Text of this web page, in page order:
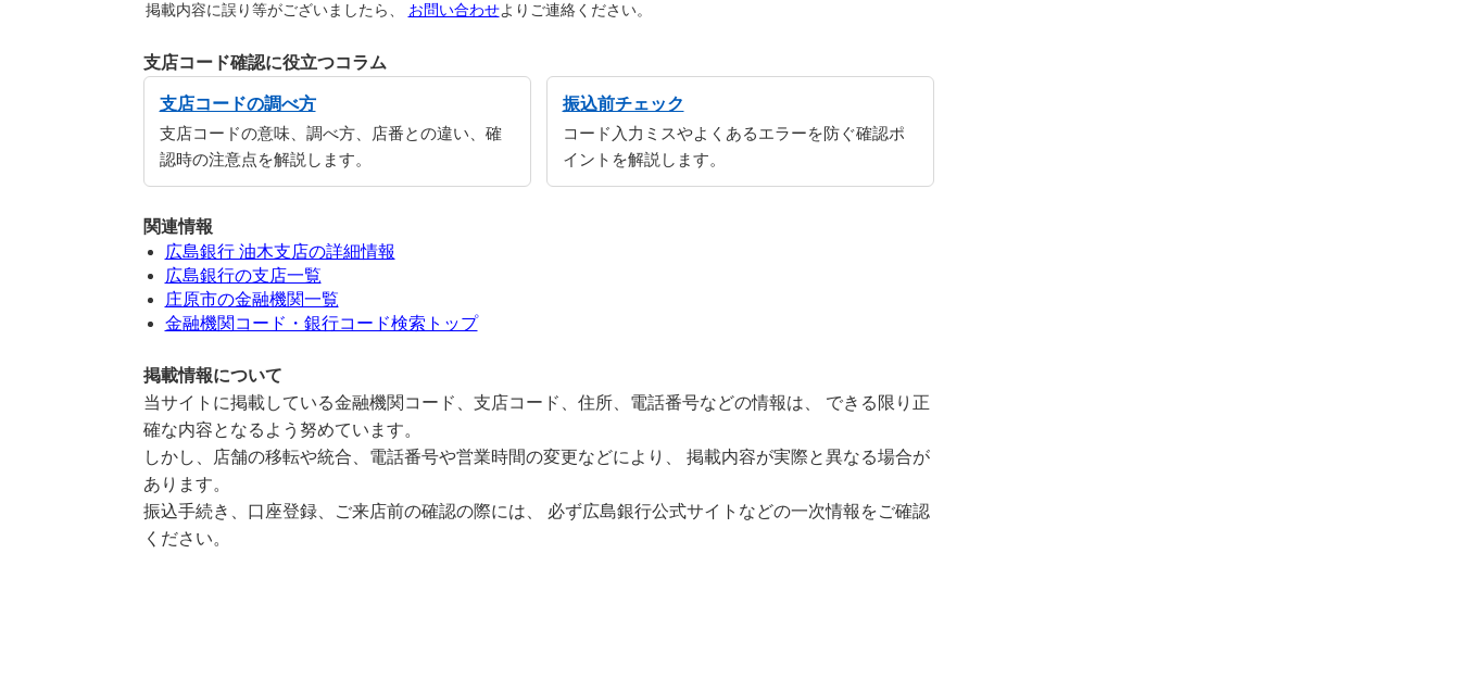
掲載内容に誤り等がございましたら、 お問い合わせよりご連絡ください。
支店コード確認に役立つコラム
支店コードの調べ方
支店コードの意味、調べ方、店番との違い、確
認時の注意点を解説します。
振込前チェック
コード入力ミスやよくあるエラーを防ぐ確認ポ
イントを解説します。
関連情報
広島銀行 油木支店の詳細情報
広島銀行の支店一覧
庄原市の金融機関一覧
金融機関コード・銀行コード検索トップ
掲載情報について
当サイトに掲載している金融機関コード、支店コード、住所、電話番号などの情報は、 できる限り正
確な内容となるよう努めています。
しかし、店舗の移転や統合、電話番号や営業時間の変更などにより、 掲載内容が実際と異なる場合が
あります。
振込手続き、口座登録、ご来店前の確認の際には、 必ず広島銀行公式サイトなどの一次情報をご確認
ください。